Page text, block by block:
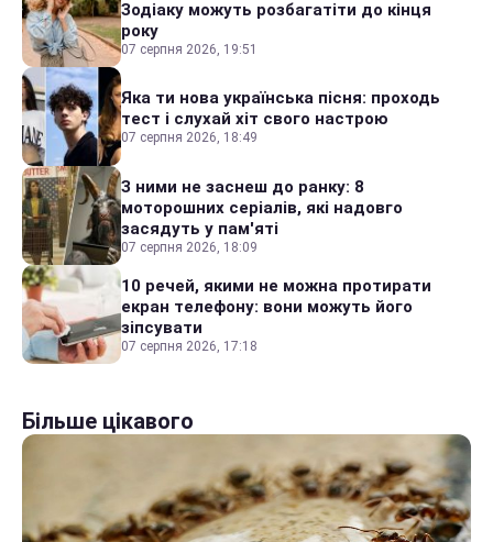
Зодіаку можуть розбагатіти до кінця
року
07 серпня 2026, 19:51
Яка ти нова українська пісня: проходь
тест і слухай хіт свого настрою
07 серпня 2026, 18:49
З ними не заснеш до ранку: 8
моторошних серіалів, які надовго
засядуть у пам'яті
07 серпня 2026, 18:09
10 речей, якими не можна протирати
екран телефону: вони можуть його
зіпсувати
07 серпня 2026, 17:18
Більше цікавого